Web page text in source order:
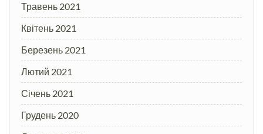
Травень 2021
Квітень 2021
Березень 2021
Лютий 2021
Січень 2021
Грудень 2020